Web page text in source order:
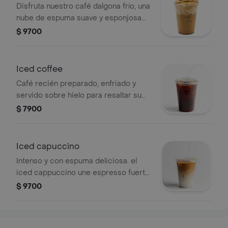
Disfruta nuestro café dalgona frío, una
nube de espuma suave y esponjosa
de café batido, servida sobre leche
primer sorbo.
$ 9700
Iced coffee
Café recién preparado, enfriado y
servido sobre hielo para resaltar su
aroma y sabor único. nuestro ice
del buen café.
$ 7900
Iced capuccino
Intenso y con espuma deliciosa. el
iced cappuccino une espresso fuerte
con leche fría y hielo, coronado con
$ 9700